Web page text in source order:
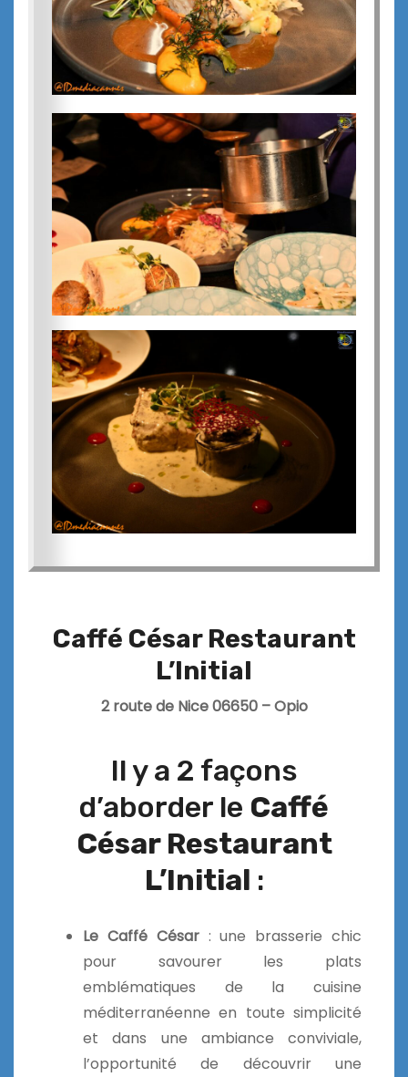
Caffé César Restaurant
L’Initial
2 route de Nice 06650 – Opio
Il y a 2 façons
d’aborder le Caffé
César Restaurant
L’Initial :
Le Caffé César: une brasserie chic
pour savourer les plats
emblématiques de la cuisine
méditerranéenne en toute simplicité
et dans une ambiance conviviale,
l’opportunité de découvrir une